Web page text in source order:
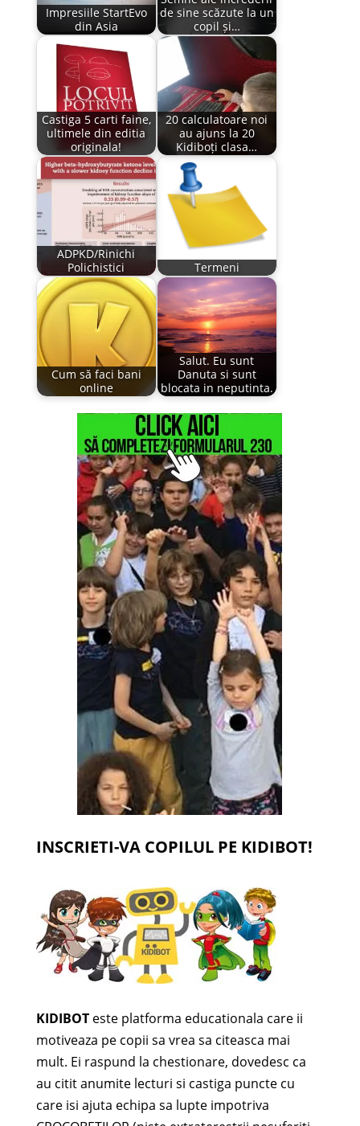
Impresiile StartEvo
din Asia
de sine scăzute la un
copil și…
Castiga 5 carti faine,
ultimele din editia
originala!
20 calculatoare noi
au ajuns la 20
Kidiboți clasa…
ADPKD/Rinichi
Polichistici
Termeni
Cum să faci bani
online
Salut. Eu sunt
Danuta si sunt
blocata in neputinta.
INSCRIETI-VA COPILUL PE KIDIBOT!
KIDIBOTeste platforma educationala care ii
motiveaza pe copii sa vrea sa citeasca mai
mult. Ei raspund la chestionare, dovedesc ca
au citit anumite lecturi si castiga puncte cu
care isi ajuta echipa sa lupte impotriva